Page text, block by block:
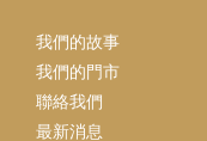
我們的故事
我們的門市
聯絡我們
最新消息